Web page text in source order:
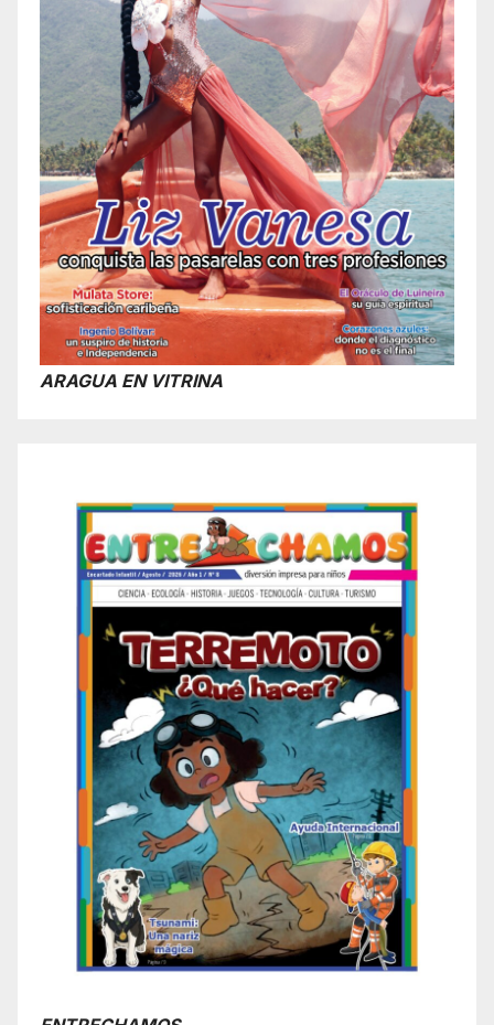
ARAGUA EN VITRINA